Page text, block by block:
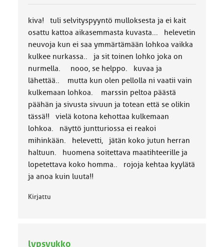
k
k
a
kiva! tuli selvityspyyntö mulloksesta ja ei kait
osattu kattoa aikasemmasta kuvasta... helevetin
neuvoja kun ei saa ymmärtämään lohkoa vaikka
kulkee nurkassa.. ja sit toinen lohko joka on
nurmella. nooo, se helppo. kuvaa ja
lähettää.. mutta kun olen pellolla ni vaatii vain
kulkemaan lohkoa. marssin peltoa päästä
päähän ja sivusta sivuun ja totean että se olikin
tässä!! vielä kotona kehottaa kulkemaan
lohkoa. näyttö juntturiossa ei reakoi
mihinkään. helevetti, jätän koko jutun herran
haltuun. huomena soitettava maatihteerille ja
lopetettava koko homma.. rojoja kehtaa kyylätä
ja anoa kuin luuta!!
Kirjattu
lypsyukko